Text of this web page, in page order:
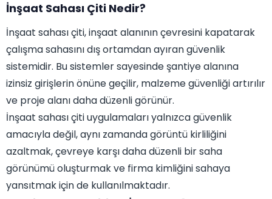
İnşaat Sahası Çiti Nedir?
İnşaat sahası çiti, inşaat alanının çevresini kapatarak
çalışma sahasını dış ortamdan ayıran güvenlik
sistemidir. Bu sistemler sayesinde şantiye alanına
izinsiz girişlerin önüne geçilir, malzeme güvenliği artırılır
ve proje alanı daha düzenli görünür.
İnşaat sahası çiti uygulamaları yalnızca güvenlik
amacıyla değil, aynı zamanda görüntü kirliliğini
azaltmak, çevreye karşı daha düzenli bir saha
görünümü oluşturmak ve firma kimliğini sahaya
yansıtmak için de kullanılmaktadır.